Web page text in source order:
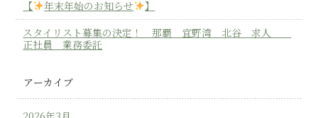
【
年末年始のお知らせ
】
スタイリスト募集の決定！ 那覇 宜野湾 北谷 求人
正社員 業務委託
アーカイブ